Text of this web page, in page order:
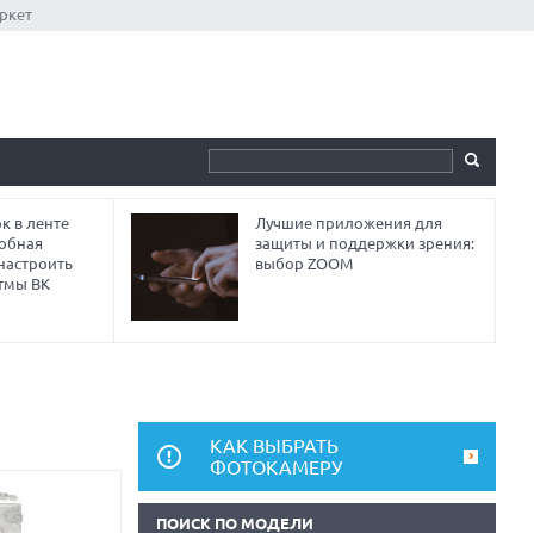
в ленте
ВК
Лучшие приложения для
защиты и поддержки зрения:
выбор ZOOM
КАК ВЫБРАТЬ
ФОТОКАМЕРУ
ПОИСК ПО МОДЕЛИ